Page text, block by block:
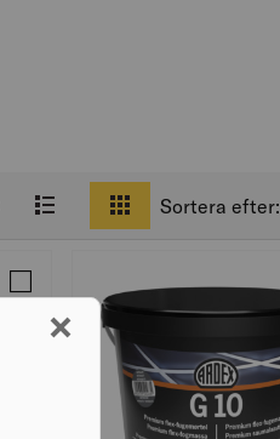
Sortera efter:
Jämför KAKELFOG